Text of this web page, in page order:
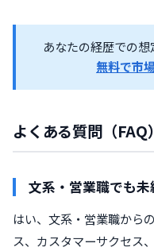
あなたの経歴での想
無料で市
よくある質問（FAQ）
文系・営業職でも
はい、文系・営業職から
ス、カスタマーサクセス